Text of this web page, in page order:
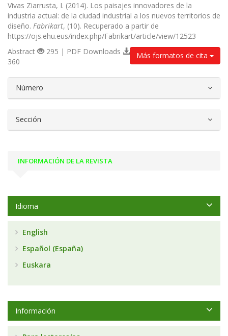
Vivas Ziarrusta, I. (2014). Los paisajes innovadores de la
industria actual: de la ciudad industrial a los nuevos territorios de
diseño. Fabrikart, (10). Recuperado a partir de
https://ojs.ehu.eus/index.php/Fabrikart/article/view/12523
Más formatos de cita
Abstract
295 | PDF Downloads
360
Número
Sección
INFORMACIÓN DE LA REVISTA
Idioma
English
Español (España)
Euskara
Información